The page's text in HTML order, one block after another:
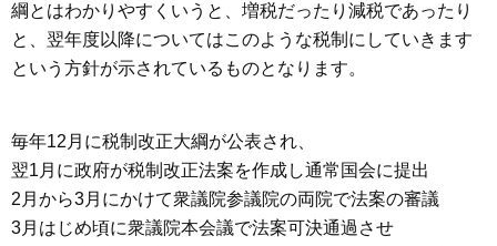
綱とはわかりやすくいうと、増税だったり減税であったり
と、翌年度以降についてはこのような税制にしていきます
という方針が示されているものとなります。
毎年12月に税制改正大綱が公表され、
翌1月に政府が税制改正法案を作成し通常国会に提出
2月から3月にかけて衆議院参議院の両院で法案の審議
3月はじめ頃に衆議院本会議で法案可決通過させ